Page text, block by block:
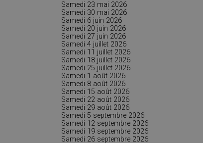
Samedi 23 mai 2026
Samedi 30 mai 2026
Samedi 6 juin 2026
Samedi 20 juin 2026
Samedi 27 juin 2026
Samedi 4 juillet 2026
Samedi 11 juillet 2026
Samedi 18 juillet 2026
Samedi 25 juillet 2026
Samedi 1 août 2026
Samedi 8 août 2026
Samedi 15 août 2026
Samedi 22 août 2026
Samedi 29 août 2026
Samedi 5 septembre 2026
Samedi 12 septembre 2026
Samedi 19 septembre 2026
Samedi 26 septembre 2026